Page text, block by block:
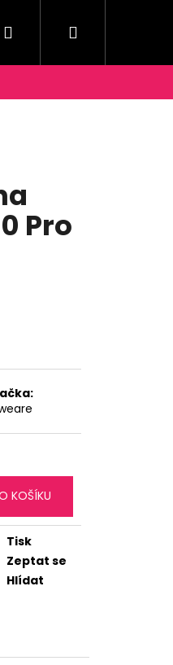
Moje
PřihlášeníNákupní
košík
Pro
KOŠÍKU
Tisk
Zeptat se
Hlídat